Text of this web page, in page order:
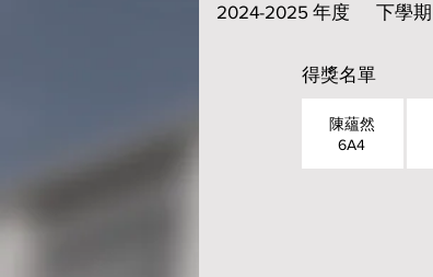
2024-2025 年度 下學期
得獎名單
陳蘊然
6A4